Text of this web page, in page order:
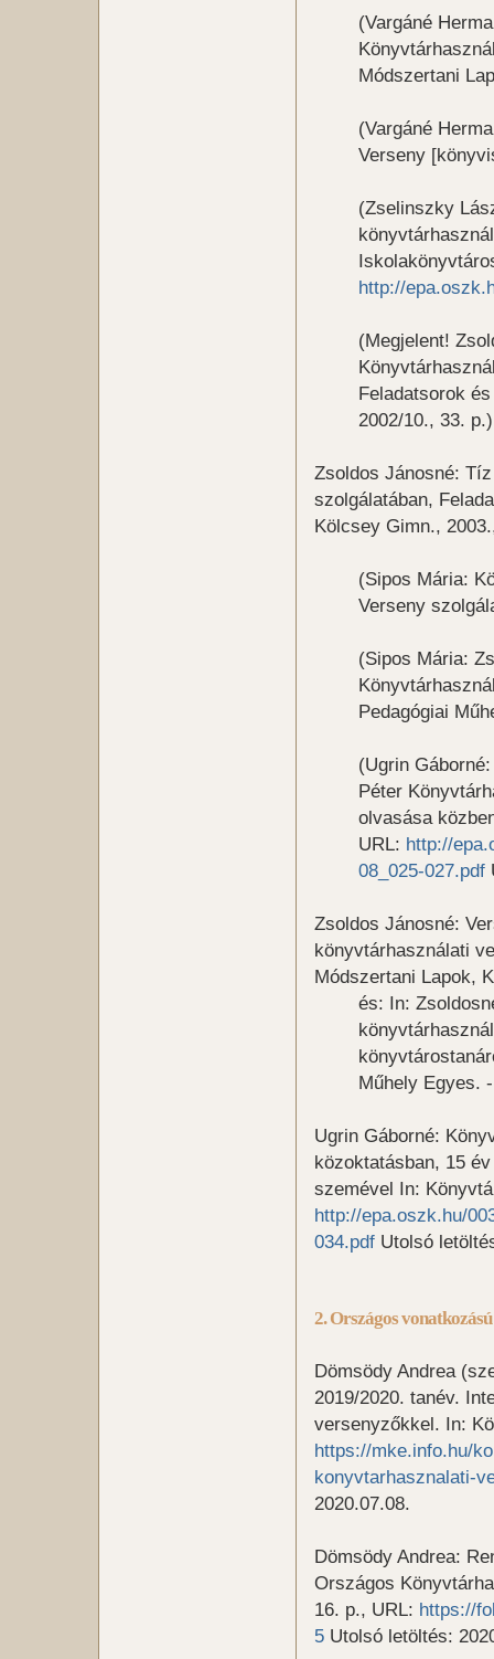
(Vargáné
Módszertani
(Vargáné
Verseny
(Zselinszky
http://
(Megjelent!
Feladatsorok
2002/10., 33. p.)
Zsoldos Jánosné:
szolgálatában,
Kölcsey Gimn.,
(Sipos Mária:
Verseny
(Sipos Mária:
Pedagógiai
(Ugrin
Péter
olvasása
URL: http://
08_025-027.pdf
Zsoldos Jánosné:
könyvtárhasználati
Módszertani Lapok,
és: In:
Műhely Egyes.
Ugrin Gáborné:
közoktatásban, 15
szemével In:
http://epa.oszk.hu/
034.pdf Utolsó
2. Országos
Dömsödy Andrea
2019/2020. tanév.
versenyzőkkel. In:
https://mke.info.hu/
konyvtarhasznalati-
2020.07.08.
Dömsödy Andrea:
Országos
16. p., URL: https://
5 Utolsó letöltés: